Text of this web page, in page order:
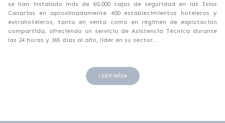
se han instalado más de 60.000 cajas de seguridad en las Islas
Canarias en aproximadamente 400 establecimientos hoteleros y
extrahoteleros, tanto en venta como en régimen de explotación
compartida, ofreciendo un servicio de Asistencia Técnica durante
las 24 horas y 365 días al año, líder en su sector.
LEER MÁS